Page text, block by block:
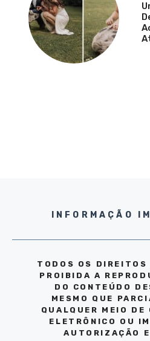
INFORMAÇÃO
TODOS OS DIREITOS
PROIBIDA A
DO CONTEÚDO
MESMO QUE
QUALQUER MEIO DE
ELETRÔNICO OU
AUTORIZAÇÃO